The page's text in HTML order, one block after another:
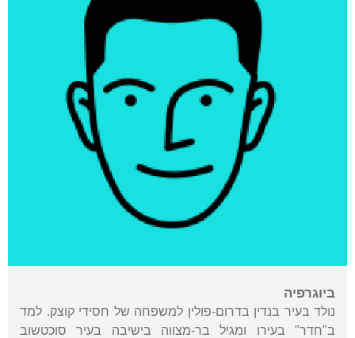
ביוגרפיה
נולד בעיר בנדין בדרום-פולין למשפחה של חסידי קוצק. למד
ב"חדר" בעירו ומגיל בר-מצווה בישיבה בעיר סוכטשוב